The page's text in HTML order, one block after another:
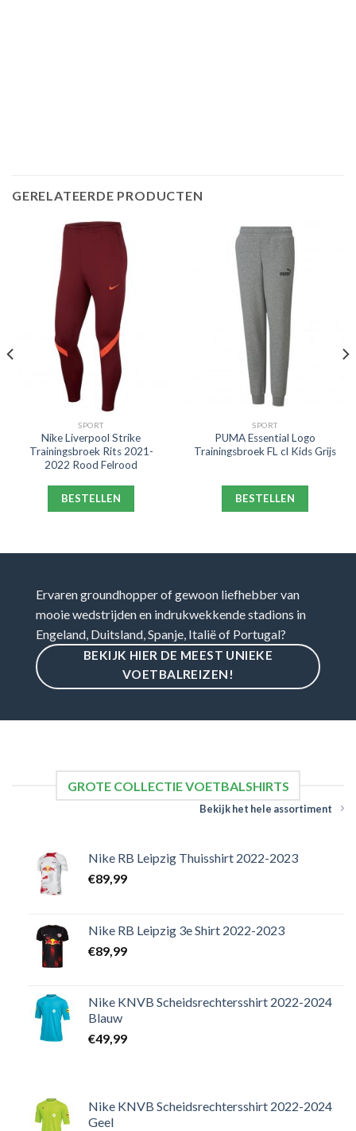
GERELATEERDE PRODUCTEN
SPORT
Nike Liverpool Strike
Trainingsbroek Rits 2021-
2022 Rood Felrood
BESTELLEN
SPORT
PUMA Essential Logo
Trainingsbroek FL cl Kids Grijs
BESTELLEN
Ervaren groundhopper of gewoon liefhebber van
mooie wedstrijden en indrukwekkende stadions in
Engeland, Duitsland, Spanje, Italië of Portugal?
BEKIJK HIER DE MEEST UNIEKE
VOETBALREIZEN!
GROTE COLLECTIE VOETBALSHIRTS
Bekijk het hele assortiment
Nike RB Leipzig Thuisshirt 2022-2023
€89,99
Nike RB Leipzig 3e Shirt 2022-2023
€89,99
Nike KNVB Scheidsrechtersshirt 2022-2024
Blauw
€49,99
Nike KNVB Scheidsrechtersshirt 2022-2024
Geel